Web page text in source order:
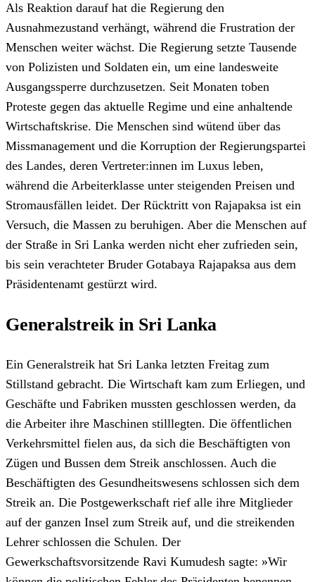
Als Reaktion darauf hat die Regierung den
Ausnahmezustand verhängt, während die Frustration der
Menschen weiter wächst. Die Regierung setzte Tausende
von Polizisten und Soldaten ein, um eine landesweite
Ausgangssperre durchzusetzen. Seit Monaten toben
Proteste gegen das aktuelle Regime und eine anhaltende
Wirtschaftskrise. Die Menschen sind wütend über das
Missmanagement und die Korruption der Regierungspartei
des Landes, deren Vertreter:innen im Luxus leben,
während die Arbeiterklasse unter steigenden Preisen und
Stromausfällen leidet. Der Rücktritt von Rajapaksa ist ein
Versuch, die Massen zu beruhigen. Aber die Menschen auf
der Straße in Sri Lanka werden nicht eher zufrieden sein,
bis sein verachteter Bruder Gotabaya Rajapaksa aus dem
Präsidentenamt gestürzt wird.
Generalstreik in Sri Lanka
Ein Generalstreik hat Sri Lanka letzten Freitag zum
Stillstand gebracht. Die Wirtschaft kam zum Erliegen, und
Geschäfte und Fabriken mussten geschlossen werden, da
die Arbeiter ihre Maschinen stilllegten. Die öffentlichen
Verkehrsmittel fielen aus, da sich die Beschäftigten von
Zügen und Bussen dem Streik anschlossen. Auch die
Beschäftigten des Gesundheitswesens schlossen sich dem
Streik an. Die Postgewerkschaft rief alle ihre Mitglieder
auf der ganzen Insel zum Streik auf, und die streikenden
Lehrer schlossen die Schulen. Der
Gewerkschaftsvorsitzende Ravi Kumudesh sagte: »Wir